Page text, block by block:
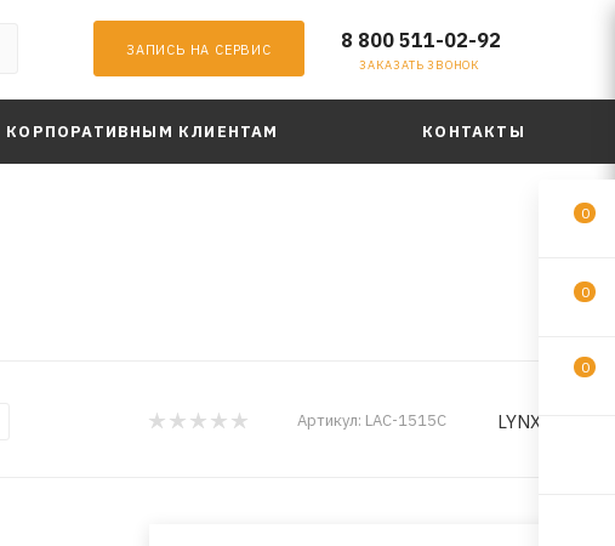
ЗАПИСЬ НА СЕРВИС 8 800 511-02-92
ЗАКАЗАТЬ ЗВОНОК
КОРПОРАТИВНЫМ КЛИЕНТАМ КОНТАКТЫ
Артикул: LAC-1515C LYNXauto
0
0
0